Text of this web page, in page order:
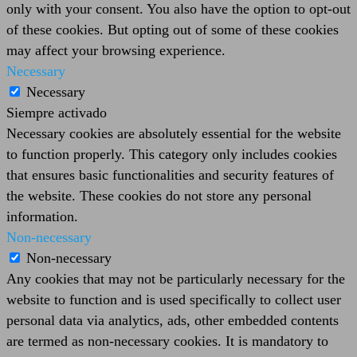
only with your consent. You also have the option to opt-out
of these cookies. But opting out of some of these cookies
may affect your browsing experience.
Necessary
Necessary
Siempre activado
Necessary cookies are absolutely essential for the website
to function properly. This category only includes cookies
that ensures basic functionalities and security features of
the website. These cookies do not store any personal
information.
Non-necessary
Non-necessary
Any cookies that may not be particularly necessary for the
website to function and is used specifically to collect user
personal data via analytics, ads, other embedded contents
are termed as non-necessary cookies. It is mandatory to